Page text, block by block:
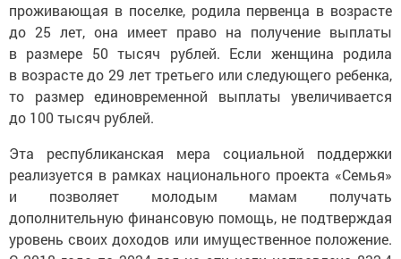
проживающая в поселке, родила первенца в возрасте
до 25 лет, она имеет право на получение выплаты
в размере 50 тысяч рублей. Если женщина родила
в возрасте до 29 лет третьего или следующего ребенка,
то размер единовременной выплаты увеличивается
до 100 тысяч рублей.
Эта республиканская мера социальной поддержки
реализуется в рамках национального проекта «Семья»
и позволяет молодым мамам получать
дополнительную финансовую помощь, не подтверждая
уровень своих доходов или имущественное положение.